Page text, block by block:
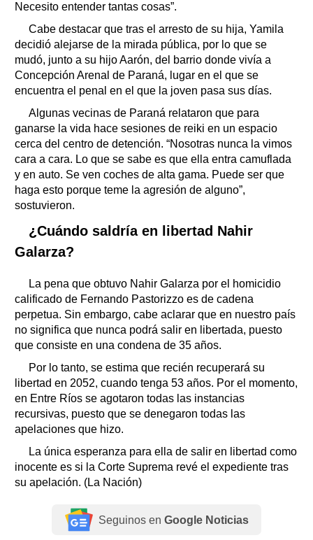
Necesito entender tantas cosas”.
Cabe destacar que tras el arresto de su hija, Yamila
decidió alejarse de la mirada pública, por lo que se
mudó, junto a su hijo Aarón, del barrio donde vivía a
Concepción Arenal de Paraná, lugar en el que se
encuentra el penal en el que la joven pasa sus días.
Algunas vecinas de Paraná relataron que para
ganarse la vida hace sesiones de reiki en un espacio
cerca del centro de detención. “Nosotras nunca la vimos
cara a cara. Lo que se sabe es que ella entra camuflada
y en auto. Se ven coches de alta gama. Puede ser que
haga esto porque teme la agresión de alguno”,
sostuvieron.
¿Cuándo saldría en libertad Nahir
Galarza?
La pena que obtuvo Nahir Galarza por el homicidio
calificado de Fernando Pastorizzo es de cadena
perpetua. Sin embargo, cabe aclarar que en nuestro país
no significa que nunca podrá salir en libertada, puesto
que consiste en una condena de 35 años.
Por lo tanto, se estima que recién recuperará su
libertad en 2052, cuando tenga 53 años. Por el momento,
en Entre Ríos se agotaron todas las instancias
recursivas, puesto que se denegaron todas las
apelaciones que hizo.
La única esperanza para ella de salir en libertad como
inocente es si la Corte Suprema revé el expediente tras
su apelación. (La Nación)
Seguinos en Google Noticias